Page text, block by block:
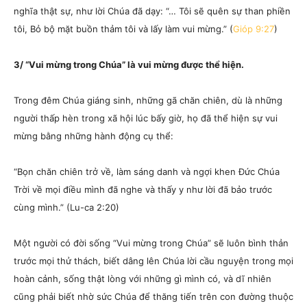
nghĩa thật sự, như lời Chúa đã dạy: “… Tôi sẽ quên sự than phiền
tôi, Bỏ bộ mặt buồn thảm tôi và lấy làm vui mừng.” (Gióp 9:27)
3/ “Vui mừng trong Chúa” là vui mừng được thể hiện.
Trong đêm Chúa giáng sinh, những gã chăn chiên, dù là những
người thấp hèn trong xã hội lúc bấy giờ, họ đã thể hiện sự vui
mừng bằng những hành động cụ thể:
“Bọn chăn chiên trở về, làm sáng danh và ngợi khen Đức Chúa
Trời về mọi điều mình đã nghe và thấy y như lời đã bảo trước
cùng mình.” (Lu-ca 2:20)
Một người có đời sống “Vui mừng trong Chúa” sẽ luôn bình thản
trước mọi thử thách, biết dâng lên Chúa lời cầu nguyện trong mọi
hoàn cảnh, sống thật lòng với những gì mình có, và dĩ nhiên
cũng phải biết nhờ sức Chúa để thăng tiến trên con đường thuộc